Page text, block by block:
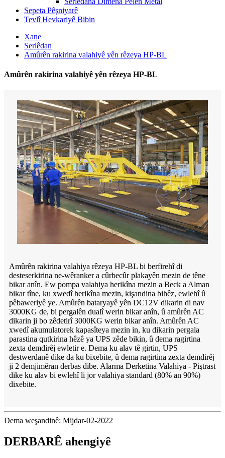
Sepeta Pêşniyarê
Tevlî Hevkariyê Bibin
Xane
Serlêdan
Amûrên rakirina valahiyê yên rêzeya HP-BL
Amûrên rakirina valahiyê yên rêzeya HP-BL
Amûrên rakirina valahiya rêzeya HP-BL bi berfirehî di
desteserkirina ne-wêranker a cûrbecûr plakayên mezin de têne
bikar anîn. Ew pompa valahiya herikîna mezin a Beck a Alman
bikar tîne, ku xwedî herikîna mezin, kişandina bihêz, ewlehî û
pêbaweriyê ye. Amûrên bataryayê yên DC12V dikarin di nav
3000KG de, bi pergalên dualî werin bikar anîn, û amûrên AC
dikarin ji bo zêdetirî 3000KG werin bikar anîn. Amûrên AC
xwedî akumulatorek kapasîteya mezin in, ku dikarin pergala
parastina qutkirina hêzê ya UPS zêde bikin, û dema ragirtina
zexta demdirêj ewletir e. Dema ku alav tê girtin, UPS
destwerdanê dike da ku bixebite, û dema ragirtina zexta demdirêj
ji 2 demjimêran derbas dibe. Alarma Derketina Valahiya - Piştrast
dike ku alav bi ewlehî li jor valahiya standard (80% an 90%)
dixebite.
Dema weşandinê: Mijdar-02-2022
DERBARÊ ahengiyê